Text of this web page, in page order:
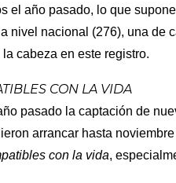
el año pasado, lo que
nivel nacional (276), una de
cabeza en este registro.
CON LA VIDA
pasado la captación de
arrancar hasta
con la vida,